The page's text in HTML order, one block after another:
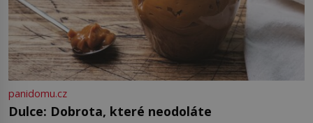
panidomu.cz
Dulce: Dobrota, které neodoláte